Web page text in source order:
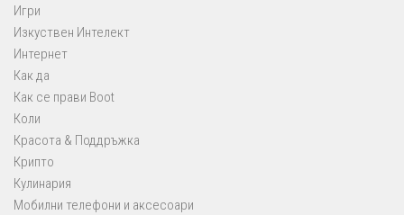
Игри
Изкуствен Интелект
Интернет
Как да
Как се прави Boot
Коли
Красота & Поддръжка
Крипто
Кулинария
Мобилни телефони и аксесоари